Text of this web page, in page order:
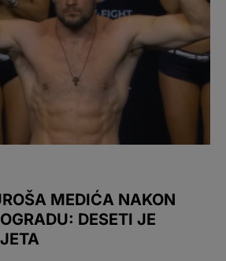
MEDIĆA NAKON
DESETI JE